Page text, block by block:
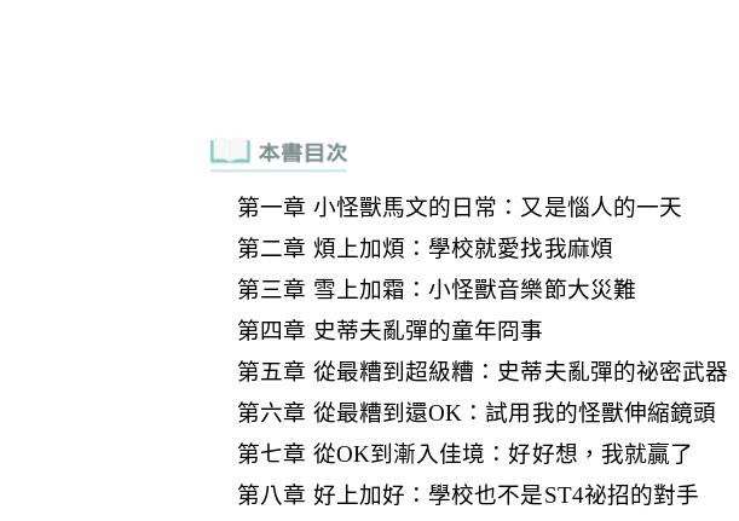
第一章 小怪獸馬文的日常：又是惱人的一天
第二章 煩上加煩：學校就愛找我麻煩
第三章 雪上加霜：小怪獸音樂節大災難
第四章 史蒂夫亂彈的童年冏事
第五章 從最糟到超級糟：史蒂夫亂彈的祕密武器
第六章 從最糟到還OK：試用我的怪獸伸縮鏡頭
第七章 從OK到漸入佳境：好好想，我就贏了
第八章 好上加好：學校也不是ST4祕招的對手